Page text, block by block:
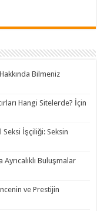
Bilmeniz
Hangi Sitelerde? İçin
İşçiliği: Seksin
Ayrıcalıklı Buluşmalar
ve Prestijin